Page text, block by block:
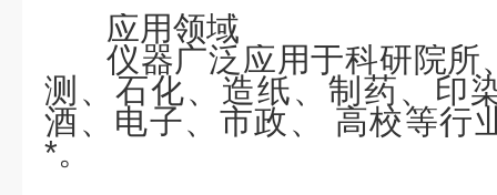
应用领域
仪器广泛应用于科研院所
测、石化、造纸、制药、印
酒、电子、市政、
高校等行
*。